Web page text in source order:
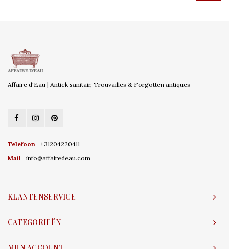
Affaire d'Eau | Antiek sanitair, Trouvailles & Forgotten antiques
Telefoon
+31204220411
Mail
info@affairedeau.com
KLANTENSERVICE
CATEGORIEËN